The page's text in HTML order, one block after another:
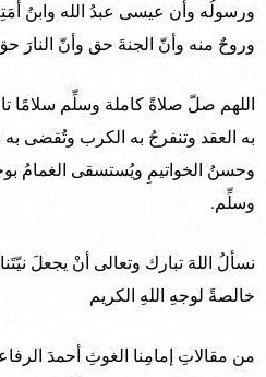
ورسولُه وأن عيسى عبدُ الله وابنُ
وروحٌ منه وأنّ الجنةَ حق وأنّ النارَ
اللهم صلّ صلاةً كاملة وسلِّم سلامًا
به العقد وتنفرجُ به الكرب وتُقضى به
وحسنُ الخواتيمِ ويُستسقى الغمامُ
وسلِّم.
نسألُ اللهَ تبارك وتعالى أنْ يجعلَ
خالصةً لوجهِ اللهِ الكريم
من مقالاتِ إمامِنا الغوثِ أحمدَ